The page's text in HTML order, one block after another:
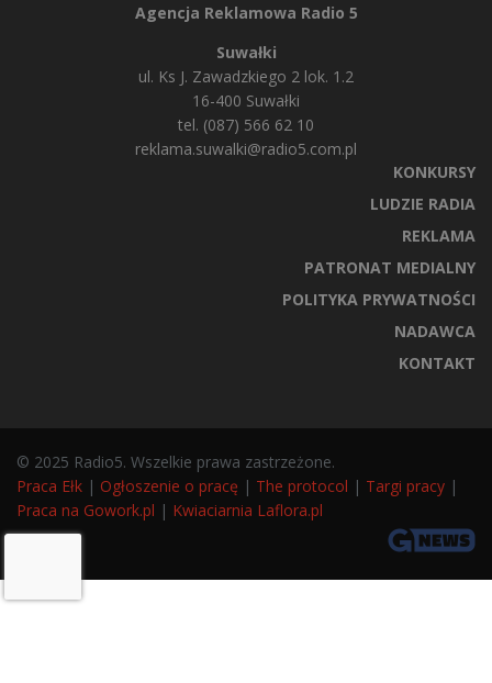
Agencja Reklamowa Radio 5
Suwałki
ul. Ks J. Zawadzkiego 2 lok. 1.2
16-400 Suwałki
tel. (087) 566 62 10
reklama.suwalki@radio5.com.pl
KONKURSY
LUDZIE RADIA
REKLAMA
PATRONAT MEDIALNY
POLITYKA PRYWATNOŚCI
NADAWCA
KONTAKT
© 2025 Radio5. Wszelkie prawa zastrzeżone.
Praca Ełk | Ogłoszenie o pracę | The protocol | Targi pracy |
Praca na Gowork.pl | Kwiaciarnia Laflora.pl